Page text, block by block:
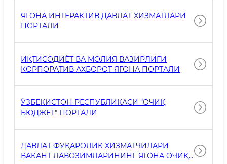
ЯГОНА ИНТЕРАКТИВ ДАВЛАТ ХИЗМАТЛАРИ
ПОРТАЛИ
ИҚТИСОДИЁТ ВА МОЛИЯ ВАЗИРЛИГИ
КОРПОРАТИВ АХБОРОТ ЯГОНА ПОРТАЛИ
ЎЗБЕКИСТОН РЕСПУБЛИКАСИ "OЧИҚ
БЮДЖЕТ" ПОРТАЛИ
ДАВЛАТ ФУҚАРОЛИК ХИЗМАТЧИЛАРИ
ВАКАНТ ЛАВОЗИМЛАРИНИНГ ЯГОНА ОЧИҚ